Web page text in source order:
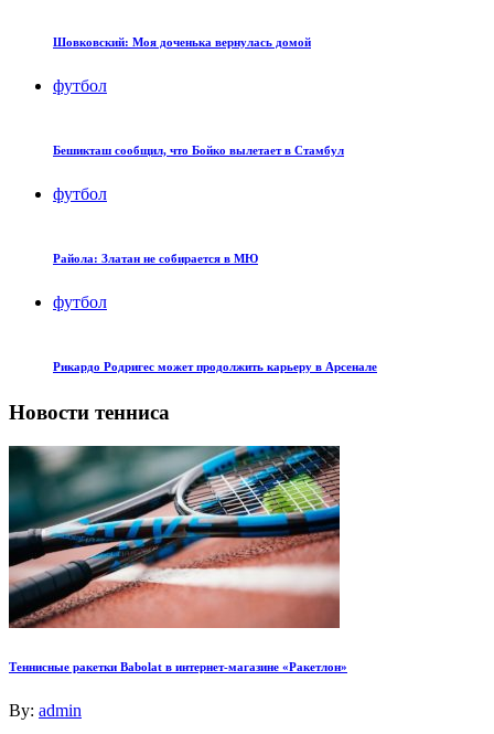
Шовковский: Моя доченька вернулась домой
футбол
Бешикташ сообщил, что Бойко вылетает в Стамбул
футбол
Райола: Златан не собирается в МЮ
футбол
Рикардо Родригес может продолжить карьеру в Арсенале
Новости тенниса
Теннисные ракетки Babolat в интернет-магазине «Ракетлон»
By: admin